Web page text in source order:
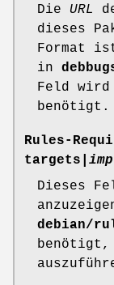
Die URL
dieses
Format
in
Feld wird
benötigt.
Rules-
targets
Dieses
debian/